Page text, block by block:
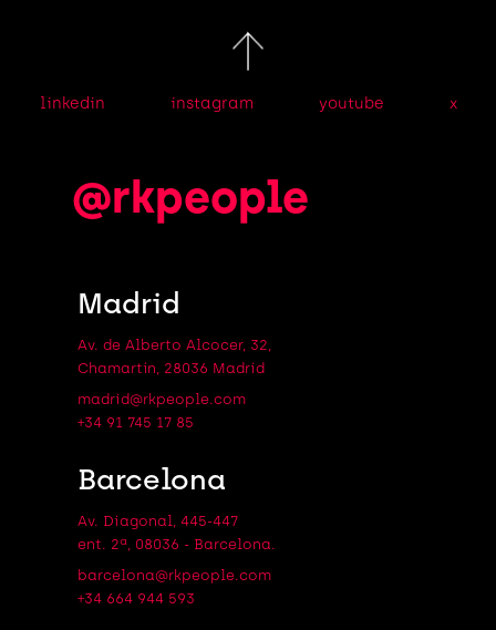
linkedin instagram youtube x
@rkpeople
Madrid
Av. de Alberto Alcocer, 32,
Chamartín, 28036 Madrid
madrid@rkpeople.com
+34 91 745 17 85
Barcelona
Av. Diagonal, 445-447
ent. 2ª, 08036 - Barcelona.
barcelona@rkpeople.com
+34 664 944 593